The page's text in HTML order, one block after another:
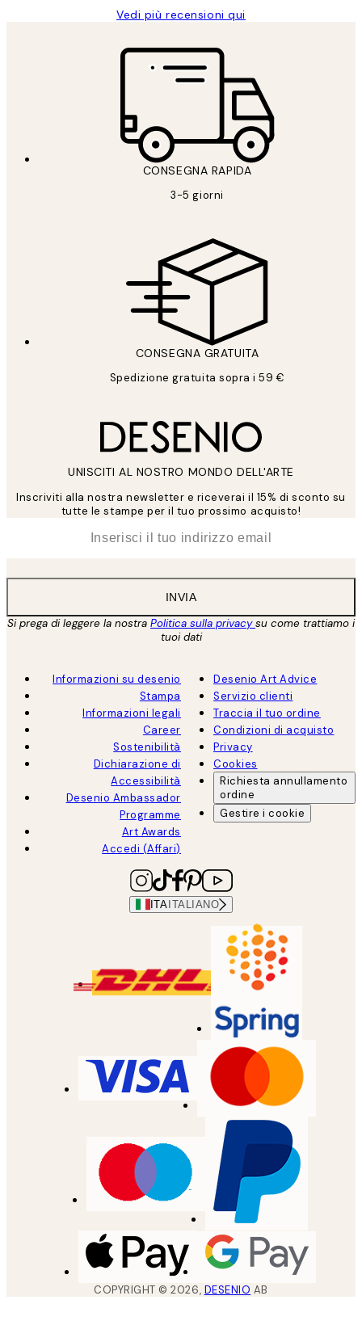
Vedi più recensioni qui
CONSEGNA RAPIDA
3-5 giorni
CONSEGNA GRATUITA
Spedizione gratuita sopra i 59 €
UNISCITI AL NOSTRO MONDO DELL'ARTE
Inscriviti alla nostra newsletter e riceverai il 15% di sconto su
tutte le stampe per il tuo prossimo acquisto!
INVIA
Si prega di leggere la nostra Politica sulla privacysu come trattiamo i
tuoi dati
Informazioni su desenio
Stampa
Informazioni legali
Career
Sostenibilità
Dichiarazione di
Accessibilità
Desenio Ambassador
Programme
Art Awards
Accedi (Affari)
Desenio Art Advice
Servizio clienti
Traccia il tuo ordine
Condizioni di acquisto
Privacy
Cookies
Richiesta annullamento
ordine
Gestire i cookie
ITA ITALIANO
COPYRIGHT ©2026, DESENIO AB